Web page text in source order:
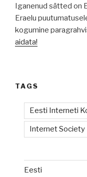
Iganenud sätted on
Eraelu
kogumine
aidata!
TAGS
Eesti Interneti
Internet Society
Eesti